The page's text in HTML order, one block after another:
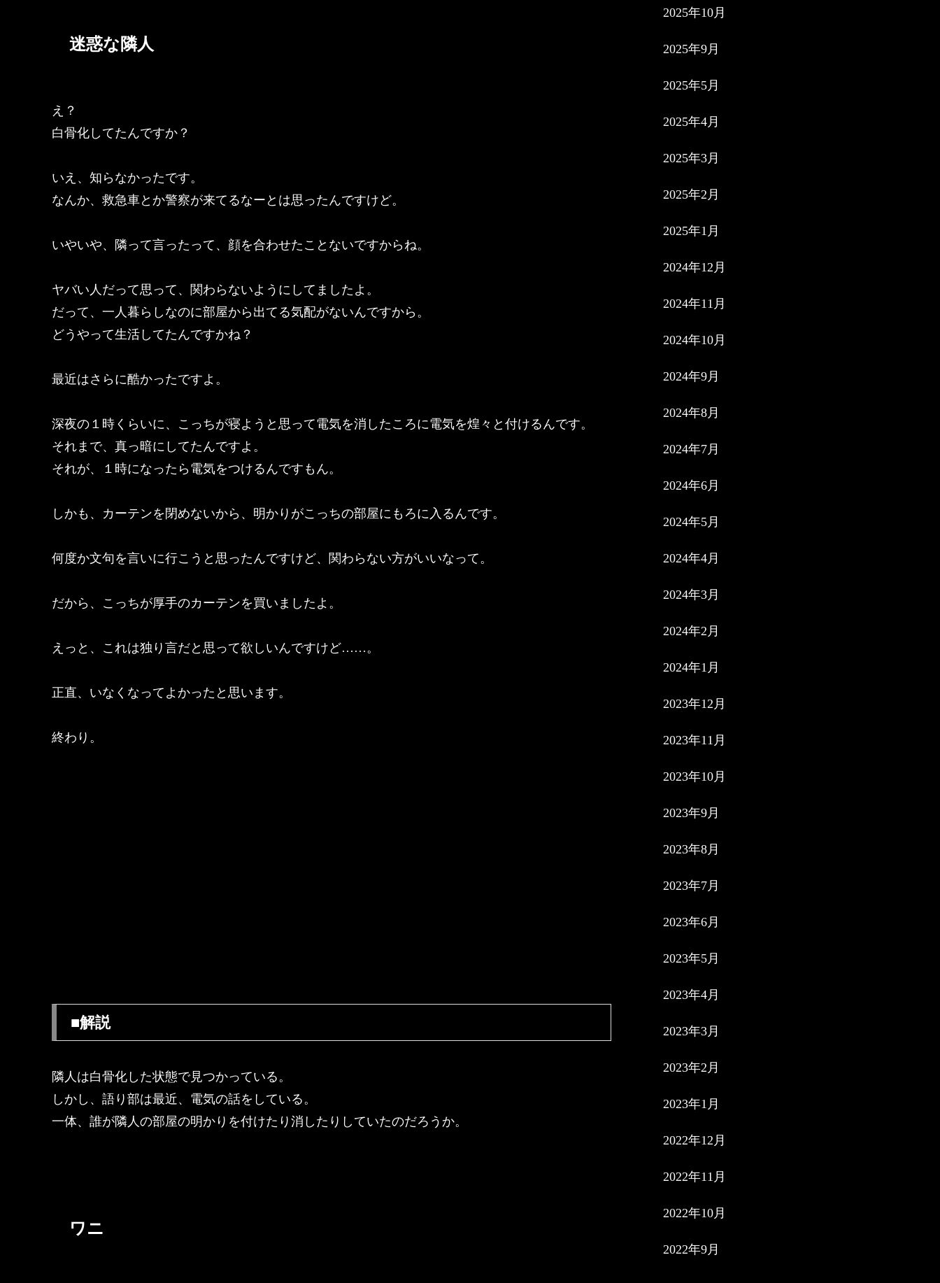
迷惑な隣人
え？
白骨化してたんですか？
いえ、知らなかったです。
なんか、救急車とか警察が来てるなーとは思ったんですけど。
いやいや、隣って言ったって、顔を合わせたことないですからね。
ヤバい人だって思って、関わらないようにしてましたよ。
だって、一人暮らしなのに部屋から出てる気配がないんですから。
どうやって生活してたんですかね？
最近はさらに酷かったですよ。
深夜の１時くらいに、こっちが寝ようと思って電気を消したころに電気を煌々と付けるんです。
それまで、真っ暗にしてたんですよ。
それが、１時になったら電気をつけるんですもん。
しかも、カーテンを閉めないから、明かりがこっちの部屋にもろに入るんです。
何度か文句を言いに行こうと思ったんですけど、関わらない方がいいなって。
だから、こっちが厚手のカーテンを買いましたよ。
えっと、これは独り言だと思って欲しいんですけど……。
正直、いなくなってよかったと思います。
終わり。
■解説
隣人は白骨化した状態で見つかっている。
しかし、語り部は最近、電気の話をしている。
一体、誰が隣人の部屋の明かりを付けたり消したりしていたのだろうか。
ワニ
2025年10月
2025年9月
2025年5月
2025年4月
2025年3月
2025年2月
2025年1月
2024年12月
2024年11月
2024年10月
2024年9月
2024年8月
2024年7月
2024年6月
2024年5月
2024年4月
2024年3月
2024年2月
2024年1月
2023年12月
2023年11月
2023年10月
2023年9月
2023年8月
2023年7月
2023年6月
2023年5月
2023年4月
2023年3月
2023年2月
2023年1月
2022年12月
2022年11月
2022年10月
2022年9月